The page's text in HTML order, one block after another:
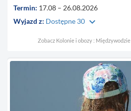
Termin: 17.08 – 26.08.2026
Wyjazd z: Dostępne 30 keyboard_arrow_down
Zobacz Kolonie i obozy :